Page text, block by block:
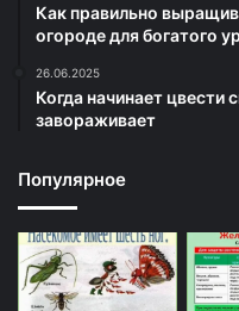
Как правильно
огороде для богатого
26.06.2025
Когда начинает цвести
завораживает
Популярное